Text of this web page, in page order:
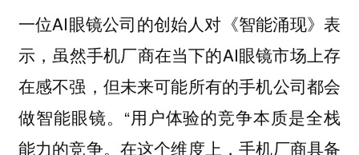
一位AI眼镜公司的创始人对《智能涌现》表
示，虽然手机厂商在当下的AI眼镜市场上存
在感不强，但未来可能所有的手机公司都会
做智能眼镜。“用户体验的竞争本质是全栈
能力的竞争。在这个维度上，手机厂商具备